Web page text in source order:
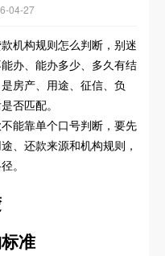
04-27
机构规则怎么判断，别迷
办、能办多少、多久有结
房产、用途、征信、负
否匹配。
能靠单个口号判断，要先
、还款来源和机构规则，
。
准